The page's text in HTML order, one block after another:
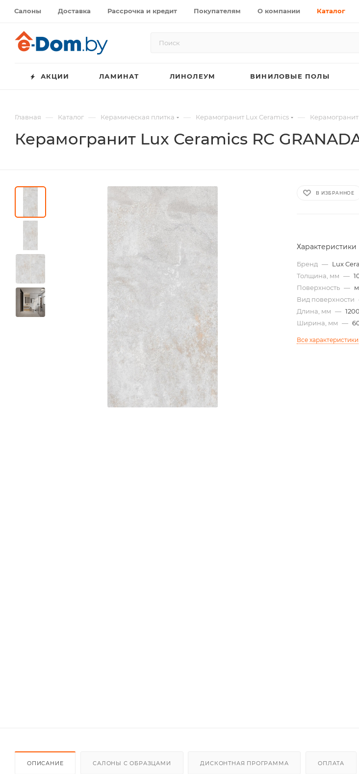
Салоны Доставка Рассрочка и кредит Покупателям О компании Каталог
АКЦИИ ЛАМИНАТ ЛИНОЛЕУМ ВИНИЛОВЫЕ ПОЛЫ
Главная — Каталог — Керамическая плитка — Керамогранит Lux Ceramics — Керамогранит
Керамогранит Lux Ceramics RC
В ИЗБРАННОЕ
Характеристики
Бренд — Lux
Толщина, мм —
Поверхность —
Вид поверхности
Длина, мм — 1200
Ширина, мм —
Все характеристики
ОПИСАНИЕ САЛОНЫ С ОБРАЗЦАМИ ДИСКОНТНАЯ ПРОГРАММА ОПЛАТА